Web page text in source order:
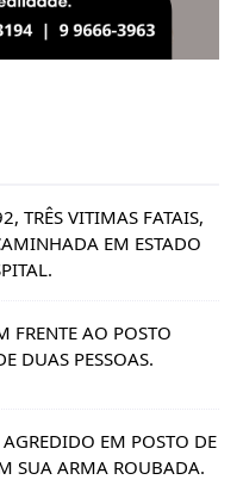
TRÊS VITIMAS FATAIS,
EM ESTADO
FRENTE AO POSTO
DUAS PESSOAS.
EM POSTO DE
SUA ARMA ROUBADA.